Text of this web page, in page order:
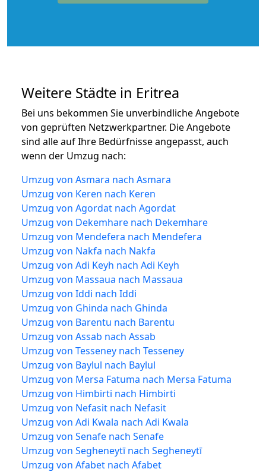
Weitere Städte in Eritrea
Bei uns bekommen Sie unverbindliche Angebote
von geprüften Netzwerkpartner. Die Angebote
sind alle auf Ihre Bedürfnisse angepasst, auch
wenn der Umzug nach:
Umzug von Asmara nach Asmara
Umzug von Keren nach Keren
Umzug von Agordat nach Agordat
Umzug von Dekemhare nach Dekemhare
Umzug von Mendefera nach Mendefera
Umzug von Nakfa nach Nakfa
Umzug von Adi Keyh nach Adi Keyh
Umzug von Massaua nach Massaua
Umzug von Iddi nach Iddi
Umzug von Ghinda nach Ghinda
Umzug von Barentu nach Barentu
Umzug von Assab nach Assab
Umzug von Tesseney nach Tesseney
Umzug von Baylul nach Baylul
Umzug von Mersa Fatuma nach Mersa Fatuma
Umzug von Himbirti nach Himbirti
Umzug von Nefasit nach Nefasit
Umzug von Adi Kwala nach Adi Kwala
Umzug von Senafe nach Senafe
Umzug von Segheneytī nach Segheneytī
Umzug von Afabet nach Afabet